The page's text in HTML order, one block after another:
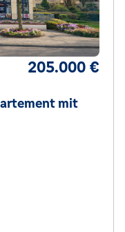
205.000 €
mit